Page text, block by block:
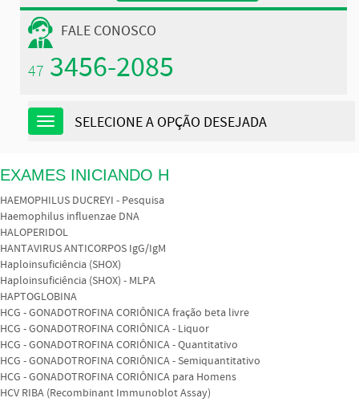
FALE CONOSCO
47 3456-2085
Navegação
SELECIONE A OPÇÃO DESEJADA
EXAMES INICIANDO H
HAEMOPHILUS DUCREYI - Pesquisa
Haemophilus influenzae DNA
HALOPERIDOL
HANTAVIRUS ANTICORPOS IgG/IgM
Haploinsuficiência (SHOX)
Haploinsuficiência (SHOX) - MLPA
HAPTOGLOBINA
HCG - GONADOTROFINA CORIÔNICA fração beta livre
HCG - GONADOTROFINA CORIÔNICA - Liquor
HCG - GONADOTROFINA CORIÔNICA - Quantitativo
HCG - GONADOTROFINA CORIÔNICA - Semiquantitativo
HCG - GONADOTROFINA CORIÔNICA para Homens
HCV RIBA (Recombinant Immunoblot Assay)